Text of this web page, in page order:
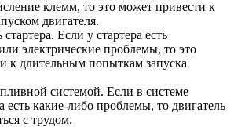
клемм, то это может привести к
двигателя.
Если у стартера есть
электрические проблемы, то это
к длительным попыткам запуска
системой. Если в системе
есть какие-либо проблемы, то двигатель
с трудом.